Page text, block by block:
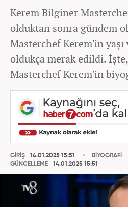
Kerem Bilginer
olduktan sonra gündem
Masterchef Kerem'in
oldukça merak edildi.
Masterchef Kerem'in
GİRİŞ
14.01.2025 15:51
GÜNCELLEME
14.01.2025 15:51
BİYOGRAFİ